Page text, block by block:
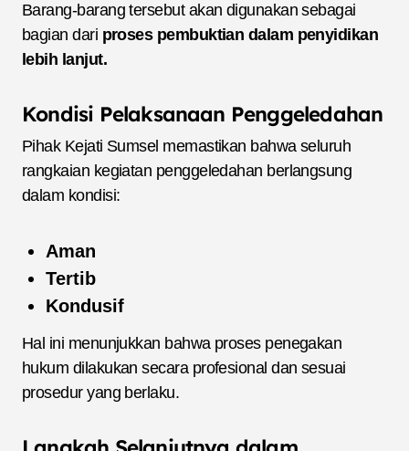
Barang-barang tersebut akan digunakan sebagai
bagian dari proses pembuktian dalam penyidikan
lebih lanjut.
Kondisi Pelaksanaan Penggeledahan
Pihak Kejati Sumsel memastikan bahwa seluruh
rangkaian kegiatan penggeledahan berlangsung
dalam kondisi:
Aman
Tertib
Kondusif
Hal ini menunjukkan bahwa proses penegakan
hukum dilakukan secara profesional dan sesuai
prosedur yang berlaku.